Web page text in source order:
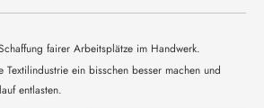
fairer Arbeitsplätze im Handwerk.
Textilindustrie ein bisschen besser machen und
entlasten.